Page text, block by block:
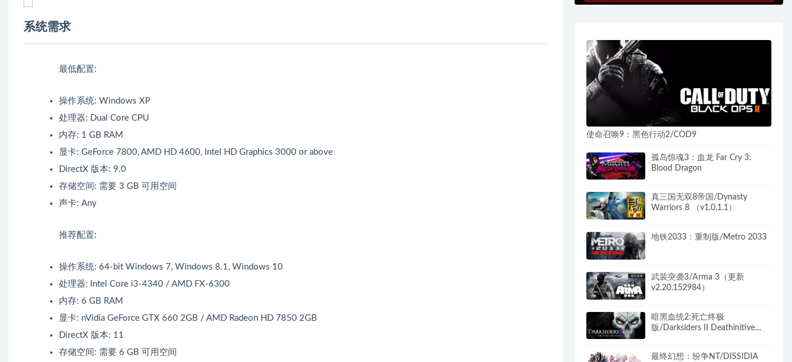
系统需求
最低配置:
操作系统: Windows XP
处理器: Dual Core CPU
内存: 1 GB RAM
显卡: GeForce 7800, AMD HD 4600, Intel HD Graphics 3000 or above
DirectX 版本: 9.0
存储空间: 需要 3 GB 可用空间
声卡: Any
推荐配置:
操作系统: 64-bit Windows 7, Windows 8.1, Windows 10
处理器: Intel Core i3-4340 / AMD FX-6300
内存: 6 GB RAM
显卡: nVidia GeForce GTX 660 2GB / AMD Radeon HD 7850 2GB
DirectX 版本: 11
存储空间: 需要 6 GB 可用空间
使命召唤9：黑色行动2/COD9
孤岛惊魂3：血龙 Far Cry 3:
Blood Dragon
真三国无双8帝国/Dynasty
Warriors 8 （v1.0.1.1）
地铁2033：重制版/Metro 2033
武装突袭3/Arma 3（更新
v2.20.152984）
暗黑血统2:死亡终极
版/Darksiders II Deathinitive
最终幻想：纷争NT/DISSIDIA